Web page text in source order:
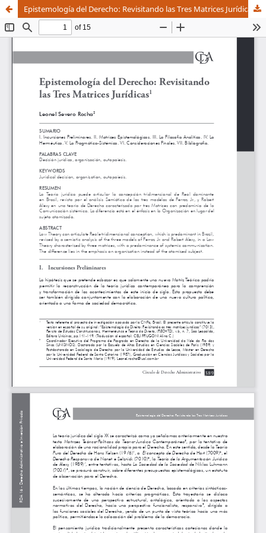
Epistemología del Derecho: Revisitando las Tres Matrices Jurídicas